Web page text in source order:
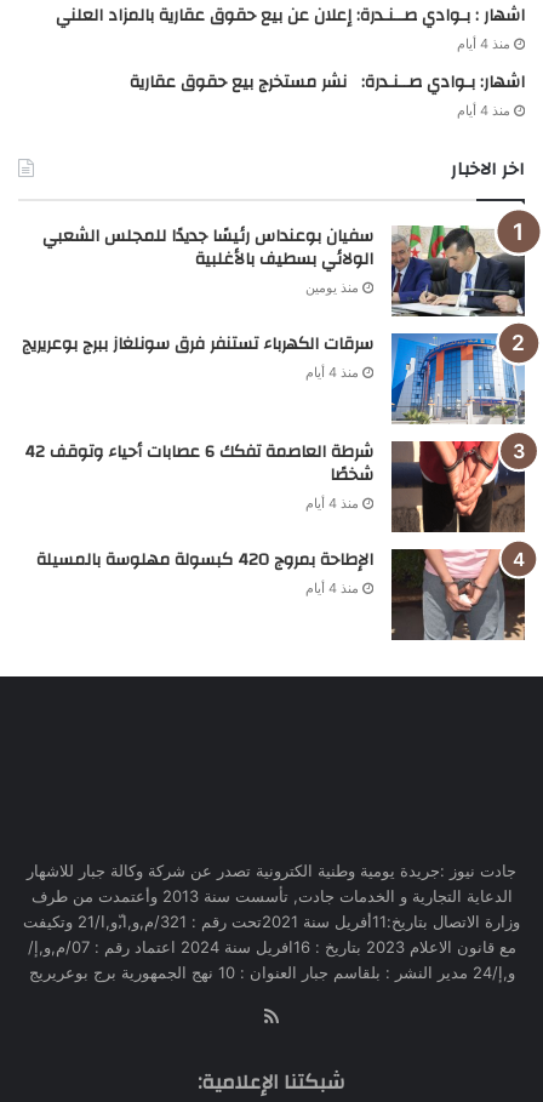
اشهار : بـوادي صــنـدرة: إعلان عن بيع حقوق عقارية بالمزاد العلني
منذ 4 أيام
اشهار: بـوادي صــنـدرة: نشر مستخرج بيع حقوق عقارية
منذ 4 أيام
اخر الاخبار
سفيان بوعنداس رئيسًا جديدًا للمجلس الشعبي
الولائي بسطيف بالأغلبية
منذ يومين
سرقات الكهرباء تستنفر فرق سونلغاز ببرج بوعريريج
منذ 4 أيام
شرطة العاصمة تفكك 6 عصابات أحياء وتوقف 42
شخصًا
منذ 4 أيام
الإطاحة بمروج 420 كبسولة مهلوسة بالمسيلة
منذ 4 أيام
جادت نيوز :جريدة يومية وطنية الكترونية تصدر عن شركة وكالة جبار للاشهار
الدعاية التجارية و الخدمات جادت, تأسست سنة 2013 وأعتمدت من طرف
وزارة الاتصال بتاريخ:11أفريل سنة 2021تحت رقم : 321/م,و,ا,ّو,ا/21 وتكيفت
مع قانون الاعلام 2023 بتاريخ : 16افريل سنة 2024 اعتماد رقم : 07/م,و,إ/
و,إ/24 مدير النشر : بلقاسم جبار العنوان : 10 نهج الجمهورية برج بوعريريج
شبكتنا الإعلامية: